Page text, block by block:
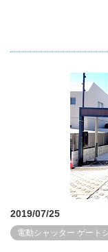
2019/07/25
電動シャッター ゲート